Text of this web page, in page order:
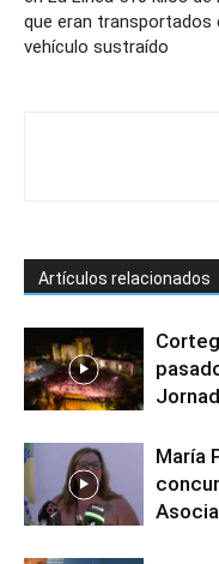
que eran transportados
vehículo sustraído
Artículos relacionados
María